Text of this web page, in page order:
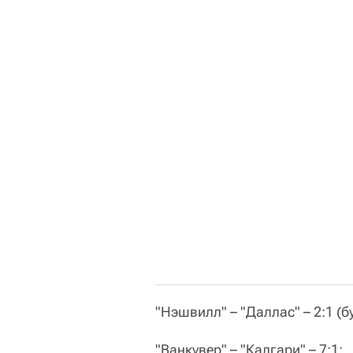
"Нэшвилл" – "Даллас" – 2:1
"Ванкувер" – "Калгари" – 7:1;